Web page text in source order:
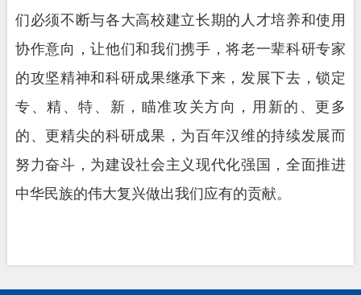
们必须不断与各大高校建立长期的人才培养和使用
协作意向，让他们和我们携手，将老一辈科研专家
的攻坚精神和科研成果继承下来，发展下去，锁定
专、精、特、新，瞄准攻关方向，用新的、更多
的、更精尖的科研成果，为百年汉维的持续发展而
努力奋斗，为建设社会主义现代化强国，全面推进
中华民族的伟大复兴做出我们应有的贡献。